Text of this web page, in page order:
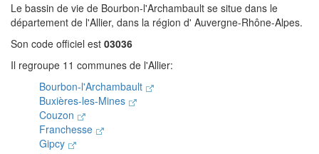
Le bassin de vie de Bourbon-l'Archambault se situe dans le
département de l'Allier, dans la région d' Auvergne-Rhône-Alpes.
Son code officiel est 03036
Il regroupe 11 communes de l'Allier:
Bourbon-l'Archambault
Buxières-les-Mines
Couzon
Franchesse
Gipcy